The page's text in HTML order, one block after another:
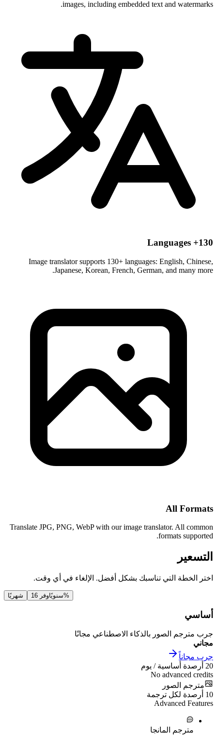
images, including embedded text and
Image translator supports 130+ languages: English,
Japanese, Korean, French, German, and
All
Translate JPG, PNG, WebP with our image translator. All
formats
التي تناسبك بشكل أفضل. الإلغاء في أي وقت.
شهريًا
الصور بالذكاء الاصطناعي مجانًا
أساسية / يوم
No advanced
الصور
لكل ترجمة
Advanced
مترجم المانجا